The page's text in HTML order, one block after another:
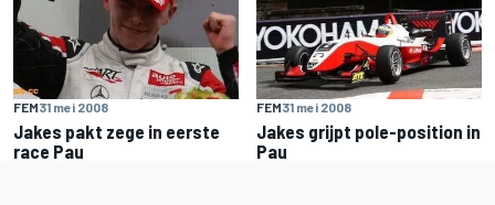
FEM31 mei 2008
Jakes pakt zege in eerste
race Pau
FEM31 mei 2008
Jakes grijpt pole-position in
Pau